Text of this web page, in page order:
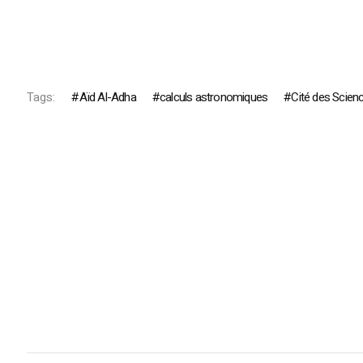
Tags: Aïd Al-Adha calculs astronomiques Cité des